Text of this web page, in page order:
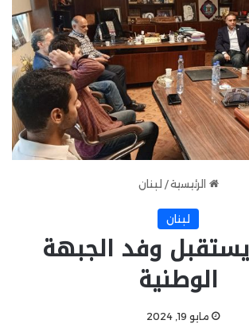
الرئيسية / لبنان
لبنان
وفد الجبهة
الوطنية
مايو 19, 2024